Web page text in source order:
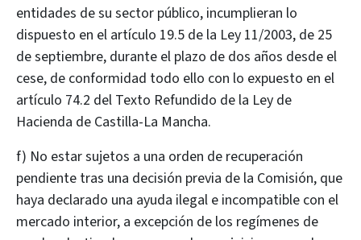
entidades de su sector público, incumplieran lo
dispuesto en el artículo 19.5 de la Ley 11/2003, de 25
de septiembre, durante el plazo de dos años desde el
cese, de conformidad todo ello con lo expuesto en el
artículo 74.2 del Texto Refundido de la Ley de
Hacienda de Castilla-La Mancha.
f) No estar sujetos a una orden de recuperación
pendiente tras una decisión previa de la Comisión, que
haya declarado una ayuda ilegal e incompatible con el
mercado interior, a excepción de los regímenes de